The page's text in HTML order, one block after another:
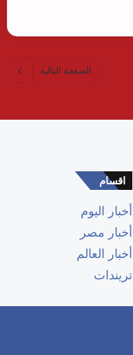
الصفحة التالية
اقسام
أخبار اليوم
أخبار مصر
أخبار العالم
تريندات